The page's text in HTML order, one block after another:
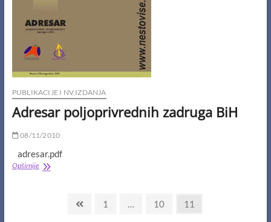
PUBLIKACIJE I NV IZDANJA
Adresar poljoprivrednih zadruga BiH
08/11/2010
adresar.pdf
OpširnijeAdresar
NavigacijaPrevious
Page
1 Page
10 Page
11